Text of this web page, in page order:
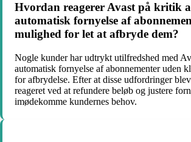
Hvordan reagerer Avast på kritik
automatisk fornyelse af
mulighed for let at afbryde dem?
Nogle kunder har udtrykt utilfredshed med
automatisk fornyelse af abonnementer uden
for afbrydelse. Efter at disse udfordringer
reageret ved at refundere beløb og justere
imødekomme kundernes behov.